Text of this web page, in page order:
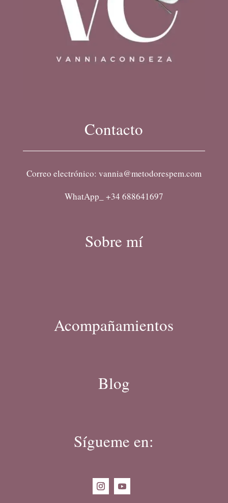
Contacto
Correo electrónico: vannia@metodorespem.com
WhatApp_ +34 688641697
Sobre mí
Acompañamientos
Blog
Sígueme en: